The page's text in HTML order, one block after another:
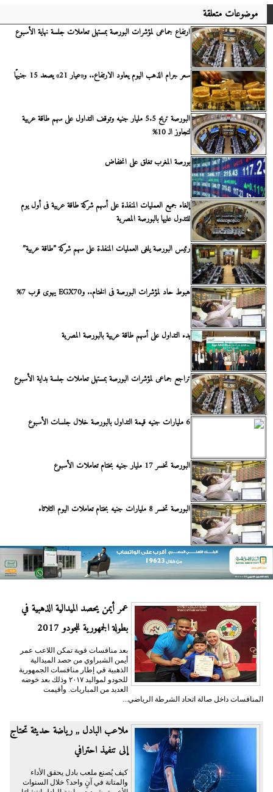
موضوعات متعلقة
ارتفاع جماعى لمؤشرات البورصة بمستهل تعاملات جلسة نهاية الأسبوع
سعر جرام الذهب اليوم يعاود الارتفاع.. و«عيار 21» يصعد 15 جنيهًا
البورصة تربح 5.5 مليار جنيه وتوقف التداول على سهم طاقة عربية
لتجاوز الـ 10%
بورصة المغرب تغلق على انخفاض
إلغاء جميع العمليات المنفذة على أسهم شركة طاقة عربية فى أول يوم
للتدول عليها بالبورصة المصرية
رئيس البورصة يلغى العمليات المنفذة على سهم شركة ”طاقة عربية”
هبوط حاد لمؤشرات البورصة فى الختام.. وEGX70 يهوى قرب 7%
بدء التداول على أسهم طاقة عربية بالبورصة المصرية
تراجع جماعى لمؤشرات البورصة بمستهل تعاملات جلسة بداية الأسبوع
6 مليارات جنيه قيمة التداول بالبورصة خلال جلسات الأسبوع
البورصة تخسر 17 مليار جنيه بختام تعاملات الأسبوع
البورصة تخسر 8 مليارات جنيه بختام تعاملات اليوم الثلاثاء
عمر أيمن يحصد الميدالية الذهبية في
بطولة الجمهورية للجودو 2017
بعد منافسات قوية تمكن اللاعب عمر
أيمن الشبراوي من حصد الميدالية
الذهبية في إطار منافسات الجمهورية
للحودو لمواليد ٢٠١٧ وذلك بعد خوضه
العديد من المباريات. وأقيمت
المنافسات داخل صالة اتحاد الشرطة الرياضي...
ملاعب البادل ,, رياضة حديثة تحتاج
إلى تنفيذ احترافي
كيف يُصنع ملعب بادل يحقق الأداء
والمتانة في آنٍ واحد؟ خلال السنوات